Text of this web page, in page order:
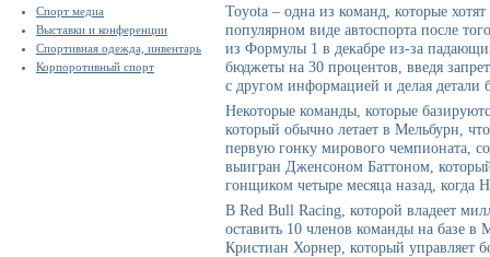
Спорт медиа
Выставки и конференции
Спортивная одежда, инвентарь
Корпоротивный спорт
Toyota – одна из команд, которые
популярном виде автоспорта после
из Формулы 1 в декабре из-за
бюджеты на 30 процентов, введя
с другом информацией и делая детали
Некоторые команды, которые
который обычно летает в Мельбурн,
первую гонку мирового чемпионата,
выигран Дженсоном Баттоном,
гонщиком четыре месяца назад, когда
В Red Bull Racing, которой владеет
оставить 10 членов команды на базе
Кристиан Хорнер, который управляет